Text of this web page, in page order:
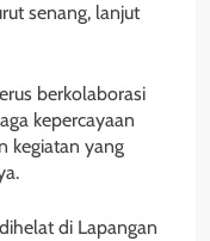
senang, lanjut
berkolaborasi
kepercayaan
kegiatan yang
di Lapangan